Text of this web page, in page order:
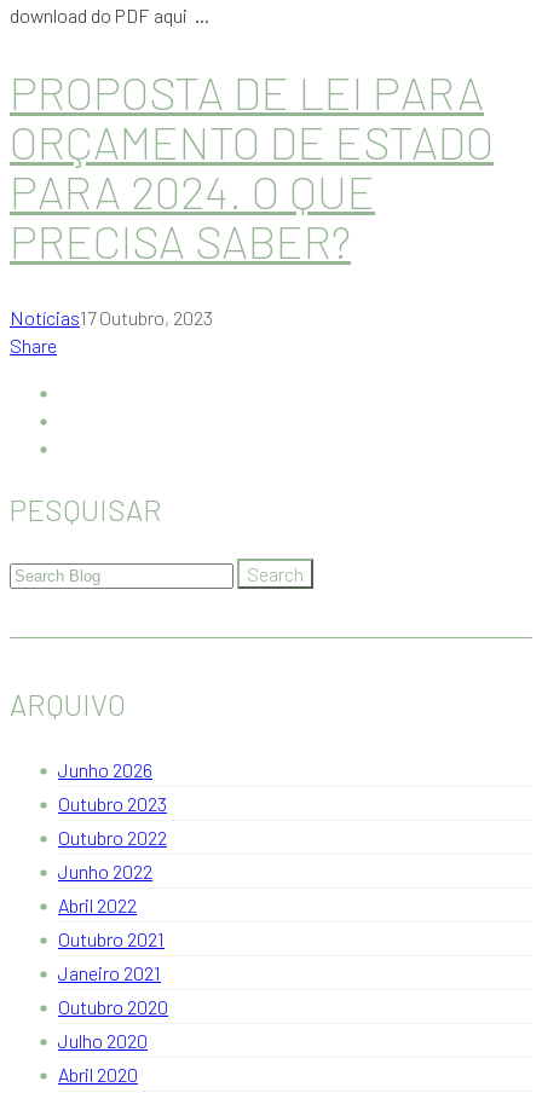
download do PDF aqui ...
PROPOSTA DE LEI PARA
ORÇAMENTO DE ESTADO
PARA 2024. O QUE
PRECISA SABER?
Notícias17 Outubro, 2023
Share
PESQUISAR
ARQUIVO
Junho 2026
Outubro 2023
Outubro 2022
Junho 2022
Abril 2022
Outubro 2021
Janeiro 2021
Outubro 2020
Julho 2020
Abril 2020